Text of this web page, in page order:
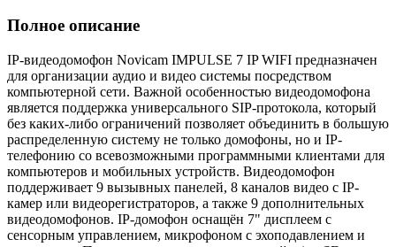
Полное описание
IP-видеодомофон Novicam IMPULSE 7 IP WIFI предназначен
для организации аудио и видео системы посредством
компьютерной сети. Важной особенностью видеодомофона
является поддержка универсального SIP-протокола, который
без каких-либо ограничений позволяет объединить в большую
распределенную систему не только домофоны, но и IP-
телефонию со всевозможными программными клиентами для
компьютеров и мобильных устройств. Видеодомофон
поддерживает 9 вызывных панелей, 8 каналов видео с IP-
камер или видеорегистраторов, а также 9 дополнительных
видеодомофонов. IP-домофон оснащён 7" дисплеем с
сенсорным управлением, микрофоном с эхоподавлением и